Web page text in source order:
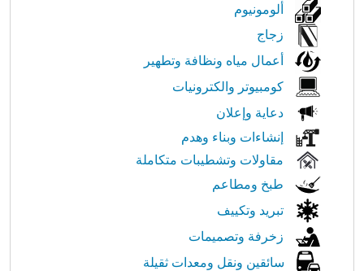
ألومونيوم
زجاج
أعمال مياه ونظافة وتطهير
كومبيوتر والكترونيات
دعاية وإعلان
إنشاءات وبناء وهدم
مقاولات وتشطيبات متكاملة
طبخ ومطاعم
تبريد وتكييف
زخرفة وتصميمات
سائقين ونقل ومعدات ثقيلة